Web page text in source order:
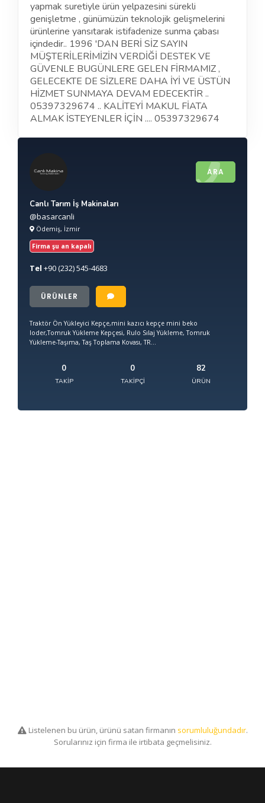
yapmak suretiyle ürün yelpazesini sürekli
genişletme , günümüzün teknolojik gelişmelerini
ürünlerine yansıtarak istifadenize sunma çabası
içindedir.. 1996 'DAN BERİ SİZ SAYIN
MÜŞTERİLERİMİZİN VERDİĞİ DESTEK VE
GÜVENLE BUGÜNLERE GELEN FİRMAMIZ ,
GELECEKTE DE SİZLERE DAHA İYİ VE ÜSTÜN
HİZMET SUNMAYA DEVAM EDECEKTİR ..
05397329674 .. KALİTEYİ MAKUL FİATA
ALMAK İSTEYENLER İÇİN .... 05397329674
ARA
Canlı Tarım İş Makinaları
@basarcanli
Ödemiş, İzmir
Firma şu an kapalı
Tel +90(232) 545-4683
ÜRÜNLER
Traktör Ön Yükleyici Kepçe,mini kazıcı kepçe mini beko
loder,Tomruk Yükleme Kepçesi, Rulo Sılaj Yükleme, Tomruk
Yükleme-Taşıma, Taş Toplama Kovası, TR...
0
TAKIP
0
TAKIPÇI
82
ÜRÜN
Listelenen bu ürün, ürünü satan firmanın sorumluluğundadır.
Sorularınız için firma ile irtibata geçmelisiniz.